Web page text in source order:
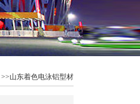
>>山东着色电泳铝型材